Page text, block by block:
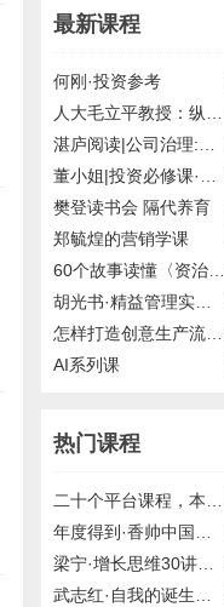
最新课程
何刚·投资参考
人大毛立平教授：纵观清史二十讲
湛庐阅读|公司治理:掌控与激励的艺术
董小姐|投资必修课·读懂国家政策12讲
樊登读书会 隔代养育
郑毓煌的营销学课
60个故事读懂〈资治通鉴〉
胡光书·精益管理实战课
怎样打造创意生产流水线
AI系列课
热门课程
二十个平台课程，本站课程目录节选
年度得到·香帅中国财富报告25讲，2019到2020年，百度网盘
梁宁·增长思维30讲【完结】，mp3，得到，付费课程，百度网盘，有声资源
武志红·自我的诞生，得到，大师课，百度网盘